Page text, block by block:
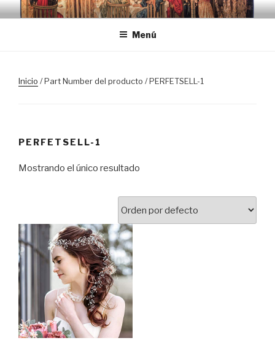
Saltar
al
Menú
Inicio / Part Number del producto / PERFETSELL-1
PERFETSELL-1
Mostrando el único resultado